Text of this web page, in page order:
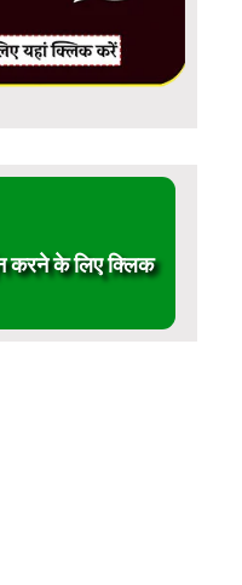
करने के लिए क्लिक